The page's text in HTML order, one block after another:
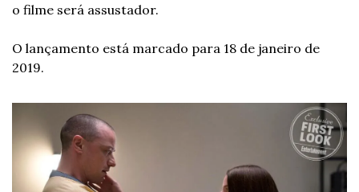
o filme será assustador.
O lançamento está marcado para 18 de janeiro de
2019.